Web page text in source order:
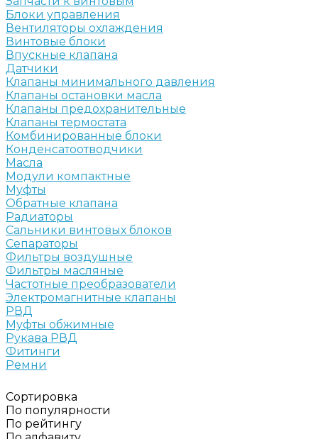
Блоки управления
Вентиляторы охлаждения
Винтовые блоки
Впускные клапана
Датчики
Клапаны минимального давления
Клапаны остановки масла
Клапаны предохранительные
Клапаны термостата
Комбинированные блоки
Конденсатоотводчики
Масла
Модули компактные
Муфты
Обратные клапана
Радиаторы
Сальники винтовых блоков
Сепараторы
Фильтры воздушные
Фильтры масляные
Частотные преобразователи
Электромагнитные клапаны
РВД
Муфты обжимные
Рукава РВД
Фитинги
Ремни
Сортировка
По популярности
По рейтингу